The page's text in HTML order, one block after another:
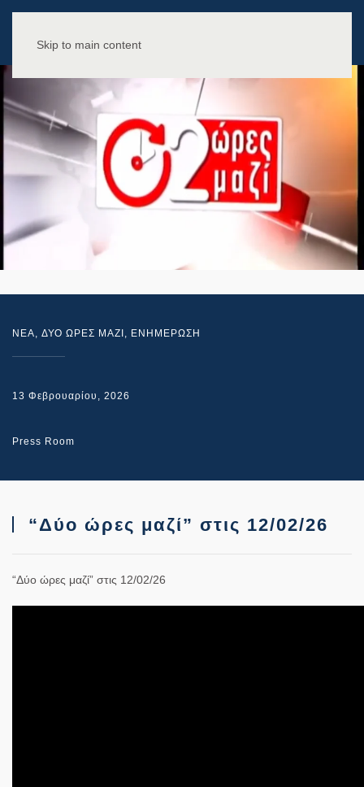
Skip to main content
NEA, ΔΥΟ ΩΡΕΣ ΜΑΖΙ , ΕΝΗΜΕΡΩΣΗ
13 Φεβρουαρίου, 2026
Press Room
“Δύο ώρες μαζί” στις 12/02/26
“Δύο ώρες μαζί” στις 12/02/26